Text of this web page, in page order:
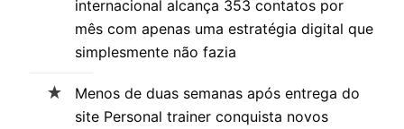
internacional alcança 353 contatos por
mês com apenas uma estratégia digital que
simplesmente não fazia
Menos de duas semanas após entrega do
site Personal trainer conquista novos